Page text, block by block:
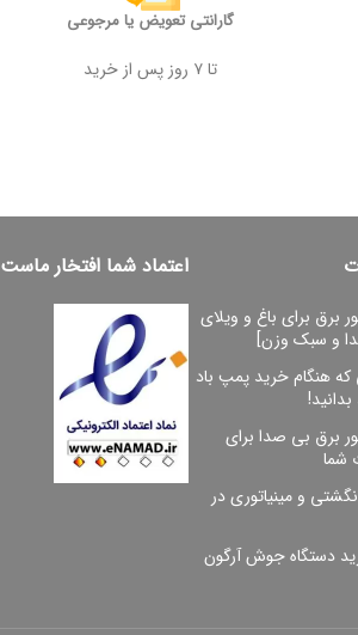
گارانتی تعویض یا مرجوعی
تا ۷ روز پس از خرید
برق برای باغ و ویلای
و سبک وزن]
هنگام خرید پمپ باد
برق بی صدا برای
شما
و مینیاتوری در
دستگاه جوش آرگون
اعتماد شما افتخار ماست